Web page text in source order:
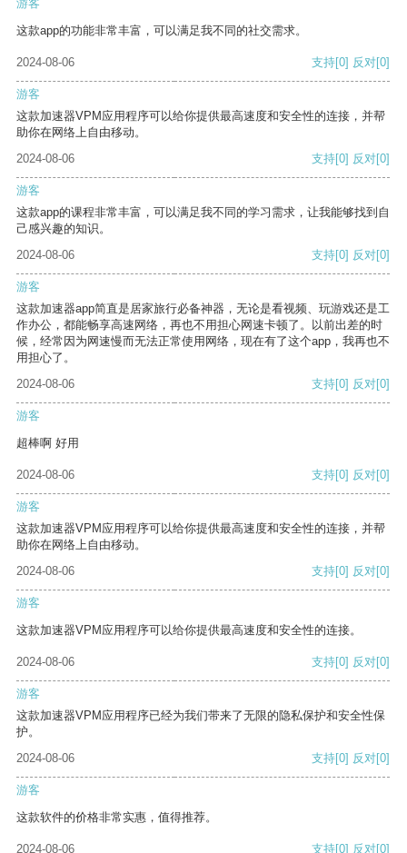
游客
这款app的功能非常丰富，可以满足我不同的社交需求。
2024-08-06 支持[0] 反对[0]
游客
这款加速器VPM应用程序可以给你提供最高速度和安全性的连接，并帮
助你在网络上自由移动。
2024-08-06
支持[0] 反对[0]
游客
这款app的课程非常丰富，可以满足我不同的学习需求，让我能够找到自
己感兴趣的知识。
2024-08-06
支持[0] 反对[0]
游客
这款加速器app简直是居家旅行必备神器，无论是看视频、玩游戏还是工
作办公，都能畅享高速网络，再也不用担心网速卡顿了。以前出差的时
候，经常因为网速慢而无法正常使用网络，现在有了这个app，我再也不
用担心了。
2024-08-06
支持[0] 反对[0]
游客
超棒啊 好用
2024-08-06 支持[0] 反对[0]
游客
这款加速器VPM应用程序可以给你提供最高速度和安全性的连接，并帮
助你在网络上自由移动。
2024-08-06
支持[0] 反对[0]
游客
这款加速器VPM应用程序可以给你提供最高速度和安全性的连接。
2024-08-06 支持[0] 反对[0]
游客
这款加速器VPM应用程序已经为我们带来了无限的隐私保护和安全性保
护。
2024-08-06
支持[0] 反对[0]
游客
这款软件的价格非常实惠，值得推荐。
2024-08-06 支持[0] 反对[0]